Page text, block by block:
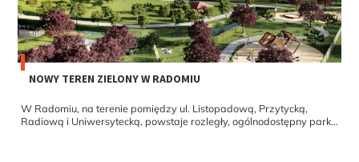
NOWY TEREN ZIELONY W RADOMIU
W Radomiu, na terenie pomiędzy ul. Listopadową, Przytycką,
Radiową i Uniwersytecką, powstaje rozległy, ogólnodostępny park...